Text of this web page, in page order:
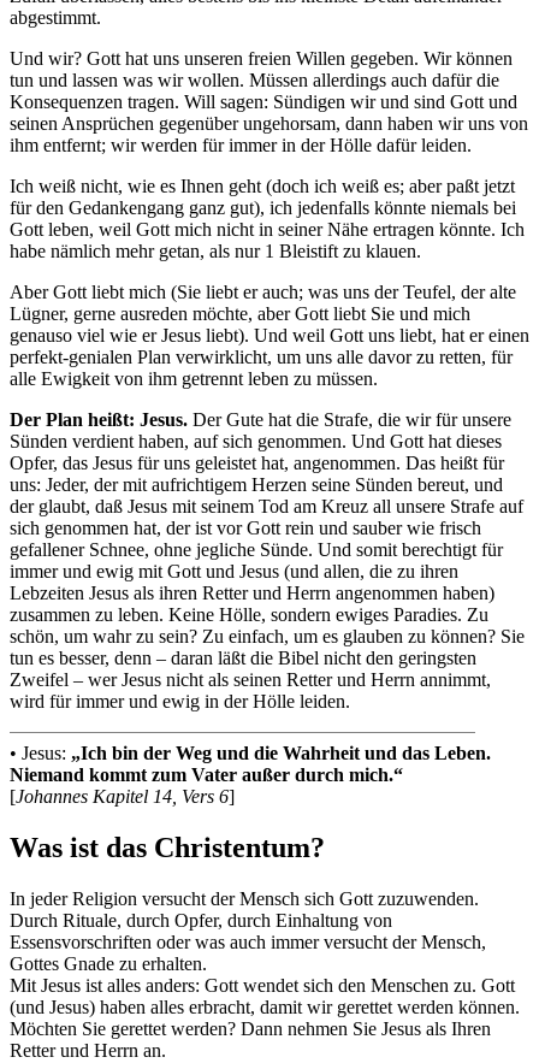
abgestimmt.
Und wir? Gott hat uns unseren freien Willen gegeben. Wir können
tun und lassen was wir wollen. Müssen allerdings auch dafür die
Konsequenzen tragen. Will sagen: Sündigen wir und sind Gott und
seinen Ansprüchen gegenüber ungehorsam, dann haben wir uns von
ihm entfernt; wir werden für immer in der Hölle dafür leiden.
Ich weiß nicht, wie es Ihnen geht (doch ich weiß es; aber paßt jetzt
für den Gedankengang ganz gut), ich jedenfalls könnte niemals bei
Gott leben, weil Gott mich nicht in seiner Nähe ertragen könnte. Ich
habe nämlich mehr getan, als nur 1 Bleistift zu klauen.
Aber Gott liebt mich (Sie liebt er auch; was uns der Teufel, der alte
Lügner, gerne ausreden möchte, aber Gott liebt Sie und mich
genauso viel wie er Jesus liebt). Und weil Gott uns liebt, hat er einen
perfekt-genialen Plan verwirklicht, um uns alle davor zu retten, für
alle Ewigkeit von ihm getrennt leben zu müssen.
Der Plan heißt: Jesus. Der Gute hat die Strafe, die wir für unsere
Sünden verdient haben, auf sich genommen. Und Gott hat dieses
Opfer, das Jesus für uns geleistet hat, angenommen. Das heißt für
uns: Jeder, der mit aufrichtigem Herzen seine Sünden bereut, und
der glaubt, daß Jesus mit seinem Tod am Kreuz all unsere Strafe auf
sich genommen hat, der ist vor Gott rein und sauber wie frisch
gefallener Schnee, ohne jegliche Sünde. Und somit berechtigt für
immer und ewig mit Gott und Jesus (und allen, die zu ihren
Lebzeiten Jesus als ihren Retter und Herrn angenommen haben)
zusammen zu leben. Keine Hölle, sondern ewiges Paradies. Zu
schön, um wahr zu sein? Zu einfach, um es glauben zu können? Sie
tun es besser, denn – daran läßt die Bibel nicht den geringsten
Zweifel – wer Jesus nicht als seinen Retter und Herrn annimmt,
wird für immer und ewig in der Hölle leiden.
• Jesus: „Ich bin der Weg und die Wahrheit und das Leben.
Niemand kommt zum Vater außer durch mich.“
[Johannes Kapitel 14, Vers 6]
Was ist das Christentum?
In jeder Religion versucht der Mensch sich Gott zuzuwenden.
Durch Rituale, durch Opfer, durch Einhaltung von
Essensvorschriften oder was auch immer versucht der Mensch,
Gottes Gnade zu erhalten.
Mit Jesus ist alles anders: Gott wendet sich den Menschen zu. Gott
(und Jesus) haben alles erbracht, damit wir gerettet werden können.
Möchten Sie gerettet werden? Dann nehmen Sie Jesus als Ihren
Retter und Herrn an.